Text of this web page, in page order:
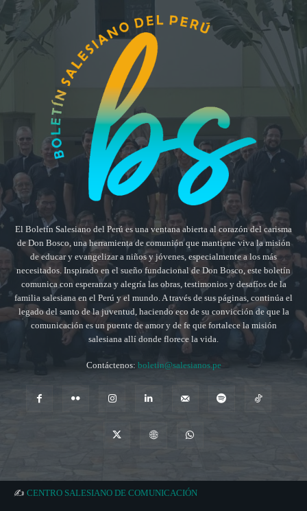
El Boletín Salesiano del Perú es una ventana abierta al corazón del carisma
de Don Bosco, una herramienta de comunión que mantiene viva la misión
de educar y evangelizar a niños y jóvenes, especialmente a los más
necesitados. Inspirado en el sueño fundacional de Don Bosco, este boletín
comunica con esperanza y alegría las obras, testimonios y desafíos de la
familia salesiana en el Perú y el mundo. A través de sus páginas, continúa el
legado del santo de la juventud, haciendo eco de su convicción de que la
comunicación es un puente de amor y de fe que fortalece la misión
salesiana allí donde florece la vida.
Contáctenos: boletin@salesianos.pe
✍️ CENTRO SALESIANO DE COMUNICACIÓN